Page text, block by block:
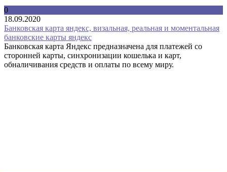
0
18.09.2020
Банковская карта яндекс, визальная, реальная и моментальная
банковские карты яндекс
Банковская карта Яндекс предназначена для платежей со
сторонней карты, синхронизации кошелька и карт,
обналичивания средств и оплаты по всему миру.